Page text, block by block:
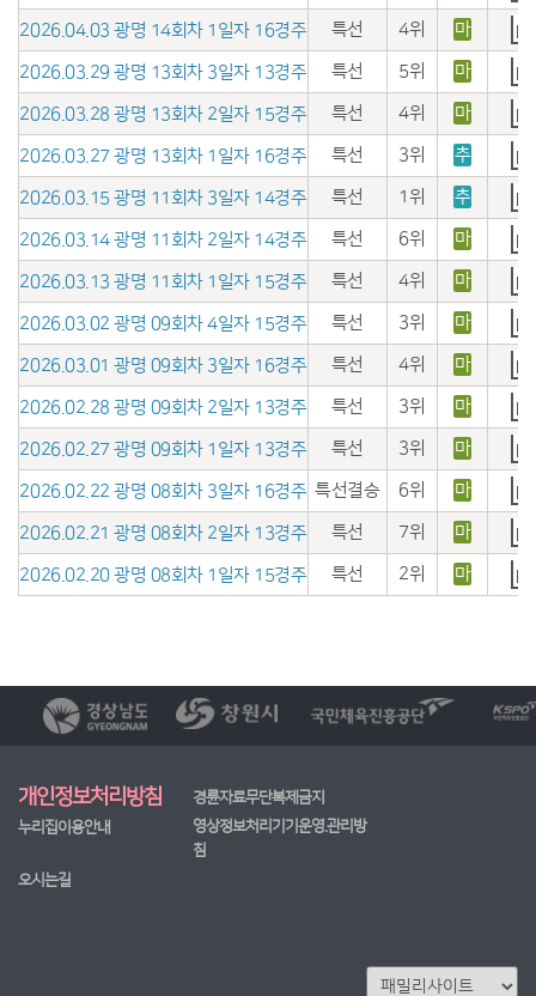
2026.04.03 광명 14회차 1일자 16경주 특선 4위 마
2026.03.29 광명 13회차 3일자 13경주 특선 5위 마
2026.03.28 광명 13회차 2일자 15경주 특선 4위 마
2026.03.27 광명 13회차 1일자 16경주 특선 3위 추
2026.03.15 광명 11회차 3일자 14경주 특선 1위 추
2026.03.14 광명 11회차 2일자 14경주 특선 6위 마
2026.03.13 광명 11회차 1일자 15경주 특선 4위 마
2026.03.02 광명 09회차 4일자 15경주 특선 3위 마
2026.03.01 광명 09회차 3일자 16경주 특선 4위 마
2026.02.28 광명 09회차 2일자 13경주 특선 3위 마
2026.02.27 광명 09회차 1일자 13경주 특선 3위 마
2026.02.22 광명 08회차 3일자 16경주 특선결승 6위 마
2026.02.21 광명 08회차 2일자 13경주 특선 7위 마
2026.02.20 광명 08회차 1일자 15경주 특선 2위 마
개인정보처리방침
경륜자료무단복제금지
누리집이용안내
영상정보처리기기운영.관리방
침
오시는길